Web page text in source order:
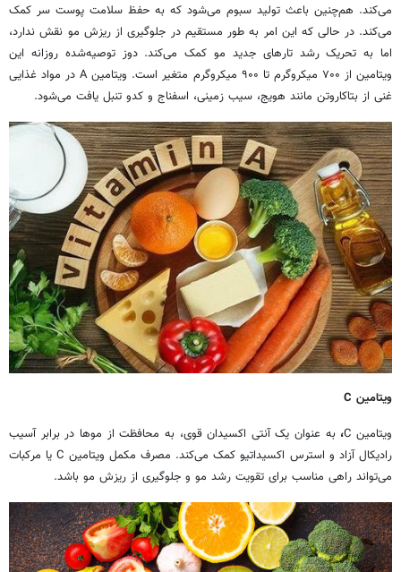
می‌کند. هم‌چنین باعث تولید سبوم می‌شود که به حفظ سلامت پوست سر کمک
می‌کند. در حالی که این امر به طور مستقیم در جلوگیری از ریزش مو نقش ندارد،
اما به تحریک رشد تارهای جدید مو کمک می‌کند. دوز توصیه‌شده روزانه این
ویتامین از ۷۰۰ میکروگرم تا ۹۰۰ میکروگرم متغیر است. ویتامین A در مواد غذایی
غنی از بتاکاروتن مانند هویج، سیب زمینی، اسفناج و کدو تنبل یافت می‌شود.
ویتامین C
ویتامین C
، به عنوان یک آنتی اکسیدان قوی، به محافظت از موها در برابر آسیب
رادیکال آزاد و استرس اکسیداتیو کمک می‌کند. مصرف مکمل ویتامین C یا مرکبات
می‌تواند راهی مناسب برای تقویت رشد مو و جلوگیری از ریزش مو باشد.